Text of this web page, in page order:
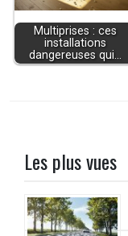
Multiprises : ces
installations
dangereuses qui…
Les plus vues